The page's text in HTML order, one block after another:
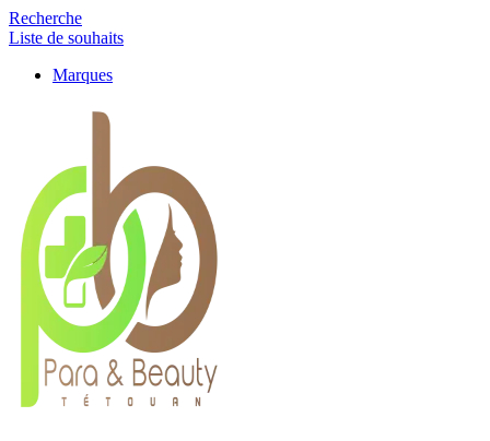
Recherche
Liste de souhaits
Marques